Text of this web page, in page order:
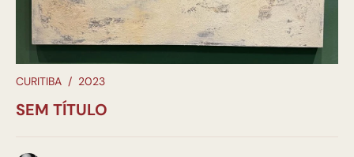
CURITIBA / 2023
SEM TÍTULO